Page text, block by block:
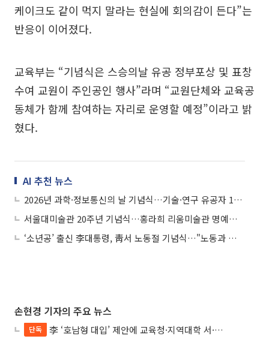
케이크도 같이 먹지 말라는 현실에 회의감이 든다”는
반응이 이어졌다.
교육부는 “기념식은 스승의날 유공 정부포상 및 표창
수여 교원이 주인공인 행사”라며 “교원단체와 교육공
동체가 함께 참여하는 자리로 운영할 예정”이라고 밝
혔다.
AI 추천 뉴스
2026년 과학·정보통신의 날 기념식…기술·연구 유공자 164명에 정부포상
서울대미술관 20주년 기념식…홍라희 리움미술관 명예관장에 감사패
‘소년공’ 출신 李대통령, 靑서 노동절 기념식…"노동과 함께 성장"
손현경 기자의 주요 뉴스
단독
李 ‘호남형 대입’ 제안에 교육청·지역대학 서·논술형 입시 연계 '착수'